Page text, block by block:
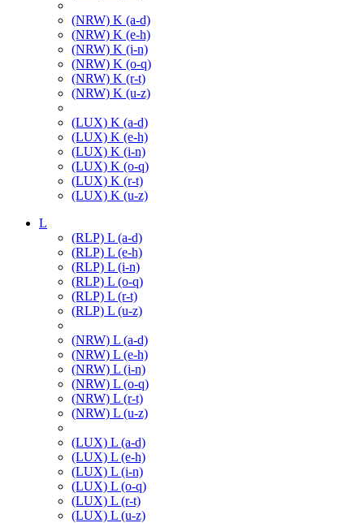
(NRW) K (a-d)
(NRW) K (e-h)
(NRW) K (i-n)
(NRW) K (o-q)
(NRW) K (r-t)
(NRW) K (u-z)
(LUX) K (a-d)
(LUX) K (e-h)
(LUX) K (i-n)
(LUX) K (o-q)
(LUX) K (r-t)
(LUX) K (u-z)
L
(RLP) L (a-d)
(RLP) L (e-h)
(RLP) L (i-n)
(RLP) L (o-q)
(RLP) L (r-t)
(RLP) L (u-z)
(NRW) L (a-d)
(NRW) L (e-h)
(NRW) L (i-n)
(NRW) L (o-q)
(NRW) L (r-t)
(NRW) L (u-z)
(LUX) L (a-d)
(LUX) L (e-h)
(LUX) L (i-n)
(LUX) L (o-q)
(LUX) L (r-t)
(LUX) L (u-z)